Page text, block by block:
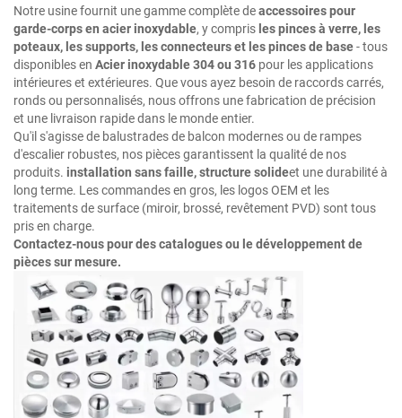
Notre usine fournit une gamme complète deaccessoires pour
garde-corps en acier inoxydable, y compris les pinces à verre, les
poteaux, les supports, les connecteurs et les pinces de base- tous
disponibles en Acier inoxydable 304 ou 316 pour les applications
intérieures et extérieures. Que vous ayez besoin de raccords carrés,
ronds ou personnalisés, nous offrons une fabrication de précision
et une livraison rapide dans le monde entier.
Qu'il s'agisse de balustrades de balcon modernes ou de rampes
d'escalier robustes, nos pièces garantissent la qualité de nos
produits. installation sans faille, structure solideet une durabilité à
long terme. Les commandes en gros, les logos OEM et les
traitements de surface (miroir, brossé, revêtement PVD) sont tous
pris en charge.
Contactez-nous pour des catalogues ou le développement de
pièces sur mesure.